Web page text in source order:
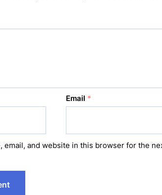
Email *
email, and website in this browser for the